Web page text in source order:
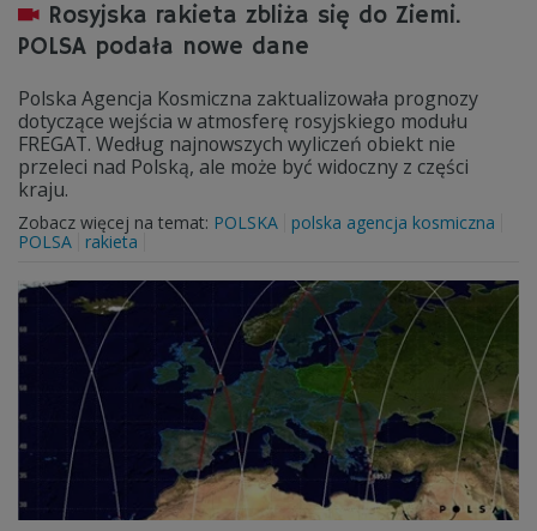
Rosyjska rakieta zbliża się do Ziemi.
POLSA podała nowe dane
Polska Agencja Kosmiczna zaktualizowała prognozy
dotyczące wejścia w atmosferę rosyjskiego modułu
FREGAT. Według najnowszych wyliczeń obiekt nie
przeleci nad Polską, ale może być widoczny z części
kraju.
Zobacz więcej na temat: POLSKA
polska agencja kosmiczna
POLSA
rakieta